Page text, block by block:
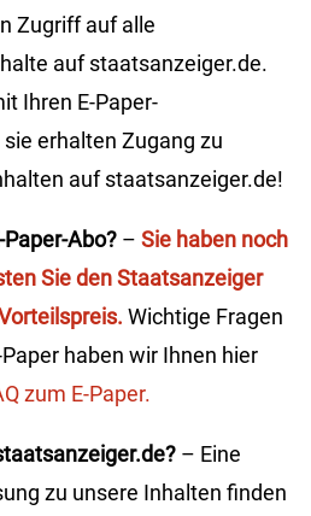
Zugriff auf alle
auf staatsanzeiger.de.
Ihren E-Paper-
erhalten Zugang zu
auf staatsanzeiger.de!
Abo? – Sie haben noch
Sie den Staatsanzeiger
Wichtige Fragen
haben wir Ihnen hier
zum E-Paper.
– Eine
zu unsere Inhalten finden